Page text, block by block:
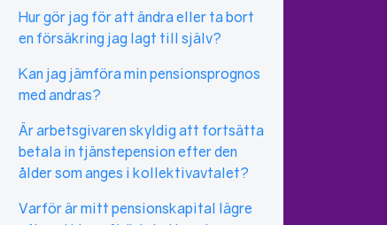
Hur gör jag för att ändra eller ta bort
en försäkring jag lagt till själv?
Kan jag jämföra min pensionsprognos
med andras?
Är arbetsgivaren skyldig att fortsätta
betala in tjänstepension efter den
ålder som anges i kollektivavtalet?
Varför är mitt pensionskapital lägre